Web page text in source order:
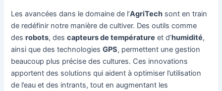
Les avancées dans le domaine de l’AgriTech sont en train
de redéfinir notre manière de cultiver. Des outils comme
desrobots, descapteurs de température et d’humidité,
ainsi que des technologiesGPS, permettent une gestion
beaucoup plus précise des cultures. Ces innovations
apportent des solutions qui aident à optimiser l’utilisation
de l’eau et des intrants, tout en augmentant les